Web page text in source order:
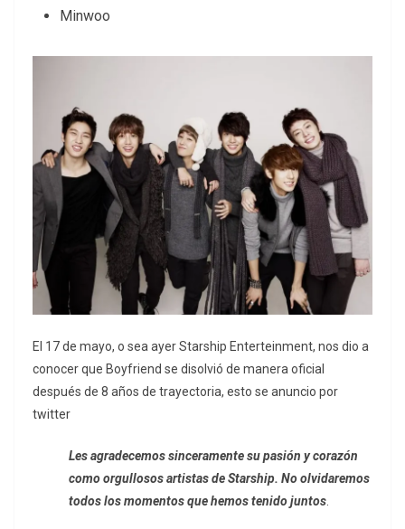
Minwoo
El 17 de mayo, o sea ayer Starship Enterteinment, nos dio a
conocer que Boyfriend se disolvió de manera oficial
después de 8 años de trayectoria, esto se anuncio por
twitter
Les agradecemos sinceramente su pasión y corazón
como orgullosos artistas de Starship. No olvidaremos
todos los momentos que hemos tenido juntos